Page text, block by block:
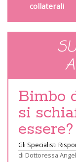
collaterali
Bimbo
si
essere?
Gli Specialisti
di Dottoressa